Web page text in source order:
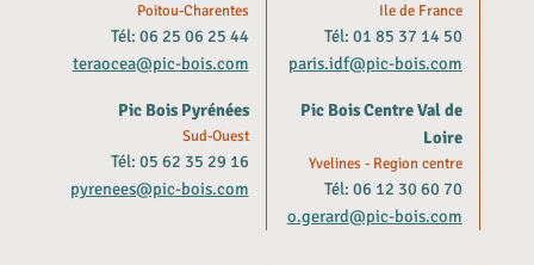
Poitou-Charentes
Tél: 06 25 06 25 44
teraocea@pic-bois.com
Pic Bois Pyrénées
Sud-Ouest
Tél: 05 62 35 29 16
pyrenees@pic-bois.com
Ile de France
Tél: 01 85 37 14 50
paris.idf@pic-bois.com
Pic Bois Centre Val de
Loire
Yvelines - Region centre
Tél: 06 12 30 60 70
o.gerard@pic-bois.com